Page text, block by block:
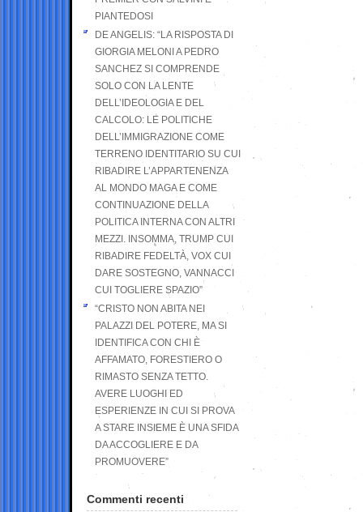
PIANTEDOSI
DE ANGELIS: “LA RISPOSTA DI
GIORGIA MELONI A PEDRO
SANCHEZ SI COMPRENDE
SOLO CON LA LENTE
DELL’IDEOLOGIA E DEL
CALCOLO: LE POLITICHE
DELL’IMMIGRAZIONE COME
TERRENO IDENTITARIO SU CUI
RIBADIRE L’APPARTENENZA
AL MONDO MAGA E COME
CONTINUAZIONE DELLA
POLITICA INTERNA CON ALTRI
MEZZI. INSOMMA, TRUMP CUI
RIBADIRE FEDELTÀ, VOX CUI
DARE SOSTEGNO, VANNACCI
CUI TOGLIERE SPAZIO”
“CRISTO NON ABITA NEI
PALAZZI DEL POTERE, MA SI
IDENTIFICA CON CHI È
AFFAMATO, FORESTIERO O
RIMASTO SENZA TETTO.
AVERE LUOGHI ED
ESPERIENZE IN CUI SI PROVA
A STARE INSIEME È UNA SFIDA
DA ACCOGLIERE E DA
PROMUOVERE”
Commenti recenti